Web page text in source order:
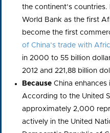
the continent’s
World Bank as the first
become the first
of China’s trade with
in 2000 to 55 billion
2012 and 221,88 billion
Because China
According to the United
approximately 2,000
actively in the United